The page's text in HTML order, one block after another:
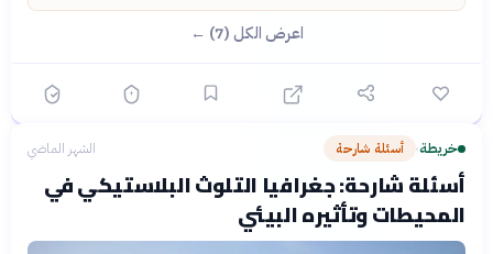
اعرض الكل (7) ←
خريطة› أسئلة شارحة الشهر الماضي
أسئلة شارحة: جغرافيا التلوث البلاستيكي في
المحيطات وتأثيره البيئي